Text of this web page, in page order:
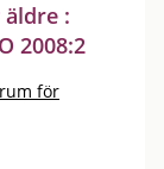
:
2008:2
för